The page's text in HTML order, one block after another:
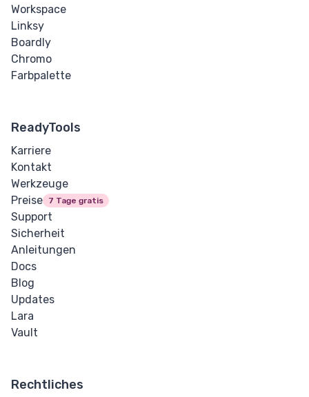
Workspace
Linksy
Boardly
Chromo
Farbpalette
ReadyTools
Karriere
Kontakt
Werkzeuge
Preise
7 Tage gratis
Support
Sicherheit
Anleitungen
Docs
Blog
Updates
Lara
Vault
Rechtliches